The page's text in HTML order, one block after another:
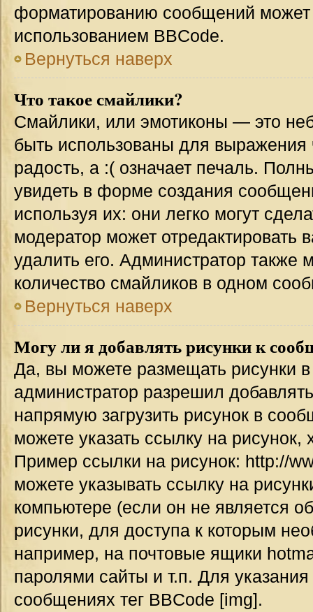
форматированию сообщений может
использованием BBCode.
Вернуться наверх
Что такое смайлики?
Смайлики, или эмотиконы — это
быть использованы для выражения
радость, а :( означает печаль.
увидеть в форме создания
используя их: они легко могут
модератор может
удалить его. Администратор также
количество смайликов в одном
Вернуться наверх
Могу ли я добавлять рисунки к
Да, вы можете размещать рисунки
администратор разрешил
напрямую загрузить рисунок в
можете указать ссылку на
Пример ссылки на рисунок: http://
можете указывать ссылку на
компьютере (если он не является
рисунки, для доступа к которым
например, на почтовые ящики
паролями сайты и т.п. Для
сообщениях тег BBCode [img].